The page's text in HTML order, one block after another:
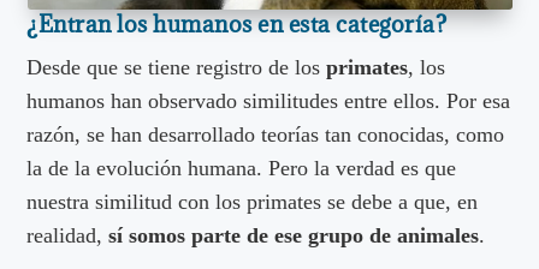
¿Entran los humanos en esta categoría?
Desde que se tiene registro de losprimates, los
humanos han observado similitudes entre ellos. Por esa
razón, se han desarrollado teorías tan conocidas, como
la de la evolución humana. Pero la verdad es que
nuestra similitud con los primates se debe a que, en
realidad, sí somos parte de ese grupo de animales.